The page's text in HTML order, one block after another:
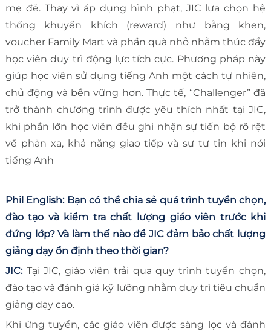
mẹ đẻ. Thay vì áp dụng hình phạt, JIC lựa chọn hệ
thống khuyến khích (reward) như bằng khen,
voucher Family Mart và phần quà nhỏ nhằm thúc đẩy
học viên duy trì động lực tích cực. Phương pháp này
giúp học viên sử dụng tiếng Anh một cách tự nhiên,
chủ động và bền vững hơn. Thực tế, “Challenger” đã
trở thành chương trình được yêu thích nhất tại JIC,
khi phần lớn học viên đều ghi nhận sự tiến bộ rõ rệt
về phản xạ, khả năng giao tiếp và sự tự tin khi nói
tiếng Anh
Phil English: Bạn có thể chia sẻ quá trình tuyển chọn,
đào tạo và kiểm tra chất lượng giáo viên trước khi
đứng lớp? Và làm thế nào để JIC đảm bảo chất lượng
giảng dạy ổn định theo thời gian?
JIC: Tại JIC, giáo viên trải qua quy trình tuyển chọn,
đào tạo và đánh giá kỹ lưỡng nhằm duy trì tiêu chuẩn
giảng dạy cao.
Khi ứng tuyển, các giáo viên được sàng lọc và đánh